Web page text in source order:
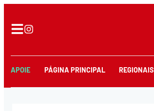
APOIE PÁGINA PRINCIPAL REGIONAIS